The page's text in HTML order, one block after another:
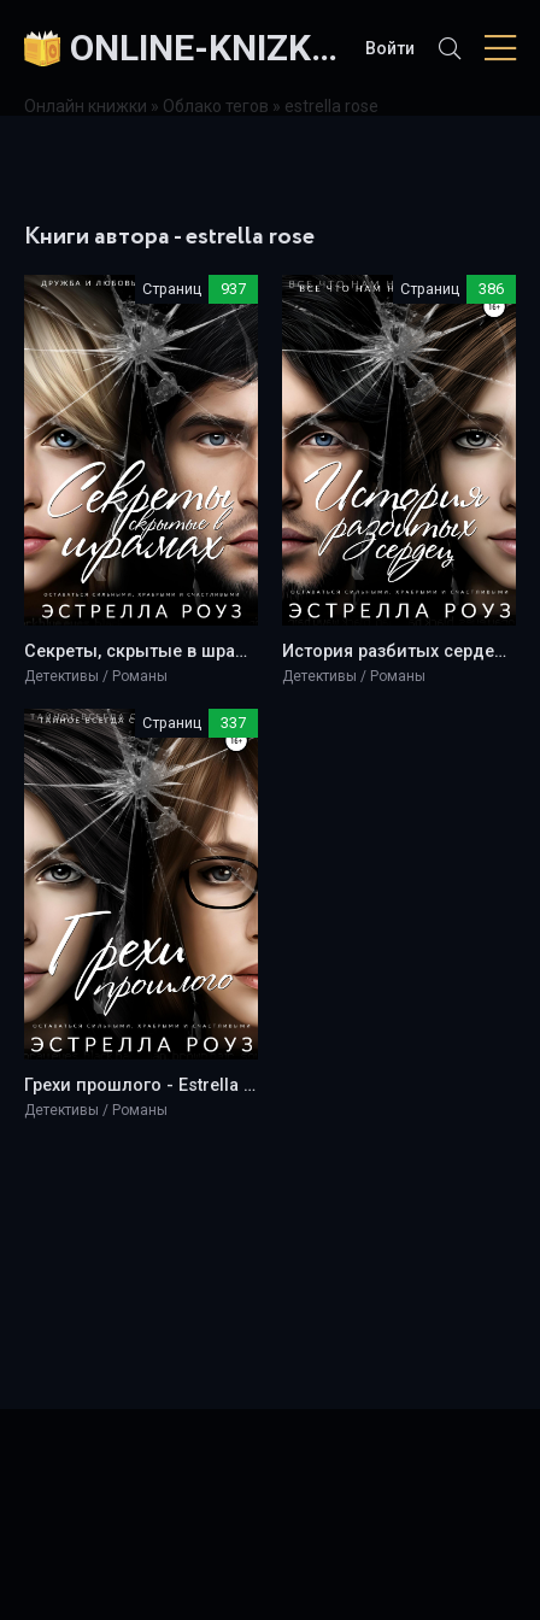
ONLINE-KNIZKI.COM Войти
Онлайн книжки » Облако тегов » estrella rose
Книги автора - estrella rose
Страниц 937
Секреты, скрытые в шрамах - Estrella Rose
Детективы / Романы
Страниц 386
История разбитых сердец - Estrella Rose
Детективы / Романы
Страниц 337
Грехи прошлого - Estrella Rose
Детективы / Романы